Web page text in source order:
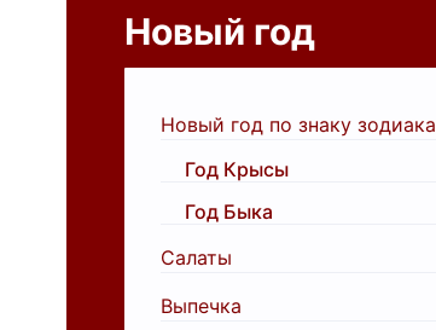
Новый год
Новый год по знаку зодиака
Год Крысы
Год Быка
Салаты
Выпечка